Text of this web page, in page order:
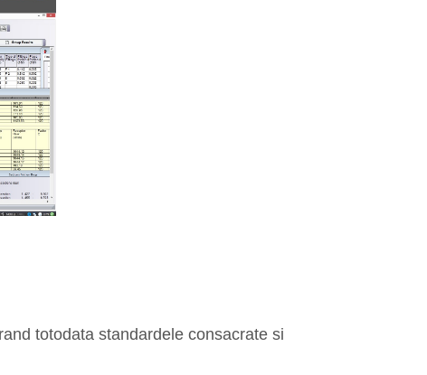
totodata standardele consacrate si